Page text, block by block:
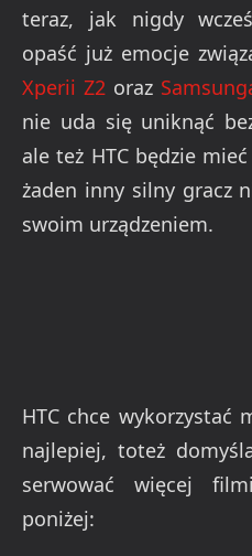
teraz, jak nigdy
opaść już emocje
Xperii Z2oraz
nie uda się uniknąć
ale też HTC będzie
żaden inny silny gracz
swoim urządzeniem.
HTC chce wykorzystać
najlepiej, toteż
serwować więcej
poniżej: